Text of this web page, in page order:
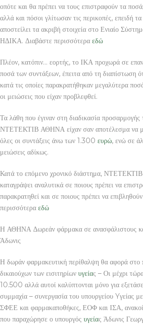
οπότε και θα πρέπει να τους επιστραφούν τα
αλλά και πόσοι γλίτωσαν τις περικοπές, επειδή
αποστείλει τα ακριβή στοιχεία στο Ενιαίο
ΗΔΙΚΑ. Διαβάστε περισσότερα εδώ
Πλέον, κατόπιν… εορτής, το ΙΚΑ προχωρά σε
ποσά των συντάξεων, έπειτα από τη διαπίστωση
κατά τις οποίες παρακρατήθηκαν μεγαλύτερα
οι μειώσεις που είχαν προβλεφθεί.
Τα λάθη που έγιναν στη διαδικασία
ΝΤΕΤΕΚΤΙΒ ΑΘΗΝΑ είχαν σαν αποτέλεσμα να
όλες οι συντάξεις άνω των 1.300 ευρώ, ενώ σε
μειώσεις αδίκως.
Κατά το επόμενο χρονικό διάστημα,
καταγράψει αναλυτικά σε ποιους πρέπει να
παρακρατηθεί και σε ποιους πρέπει να
περισσότερα εδώ
Η ΑΘΗΝΑ Δωρεάν φάρμακα σε ανασφάλιστους
Άδωνις
Η δωράν φαρμακευτική περίθαλψη θα αφορά
δικαιούχων των εισιτηρίων υγείας – Οι μέχρι
10.500 αλλά αυτοί καλύπτονται μόνο για
συμμαχία – συνεργασία του υπουργείου Yγείας
ΣΦΕΕ και φαρμακαποθήκες, ΕΟΦ και ΙΣΑ,
που παραχώρησε ο υπουργός υγείας Άδωνις